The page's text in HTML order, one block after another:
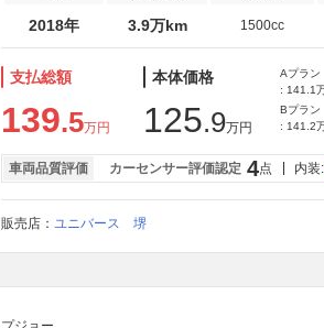
2018年 3.9万km 1500cc
支払総額
139.5万円
本体価格
125.9万円
Aプラン
: 141.1
Bプラン
: 141.2
車両品質評価 カーセンサー評価認定 4点 内装:
販売店： ユニバース 堺